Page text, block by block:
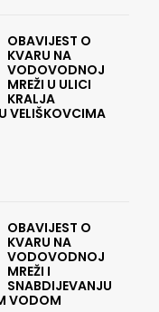
OBAVIJEST O
KVARU NA
VODOVODNOJ
MREŽI U ULICI
KRALJA
VELIŠKOVCIMA
OBAVIJEST O
KVARU NA
VODOVODNOJ
MREŽI I
SNABDIJEVANJU
VODOM